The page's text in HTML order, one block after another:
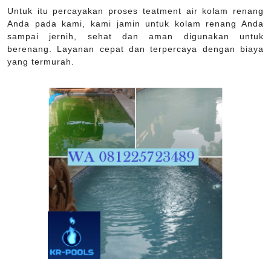
Untuk itu percayakan proses teatment air kolam renang
Anda pada kami, kami jamin untuk kolam renang Anda
sampai jernih, sehat dan aman digunakan untuk
berenang. Layanan cepat dan terpercaya dengan biaya
yang termurah.